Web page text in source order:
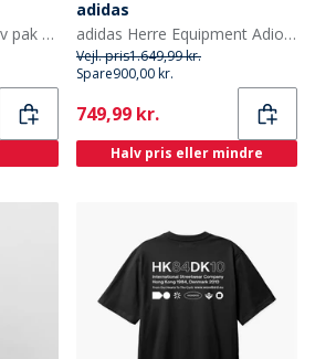
BJORN BORG Herre syv pak bomuld stretch boxers Multipack 3
adidas
adidas Herre Equipment Adios Pro Træningssko Solar Yellow/Core Black/Silver Metallic
Vejl. pris1.649,99 kr.
Spare900,00 kr.
Current
749,99 kr.
Halv pris eller mindre